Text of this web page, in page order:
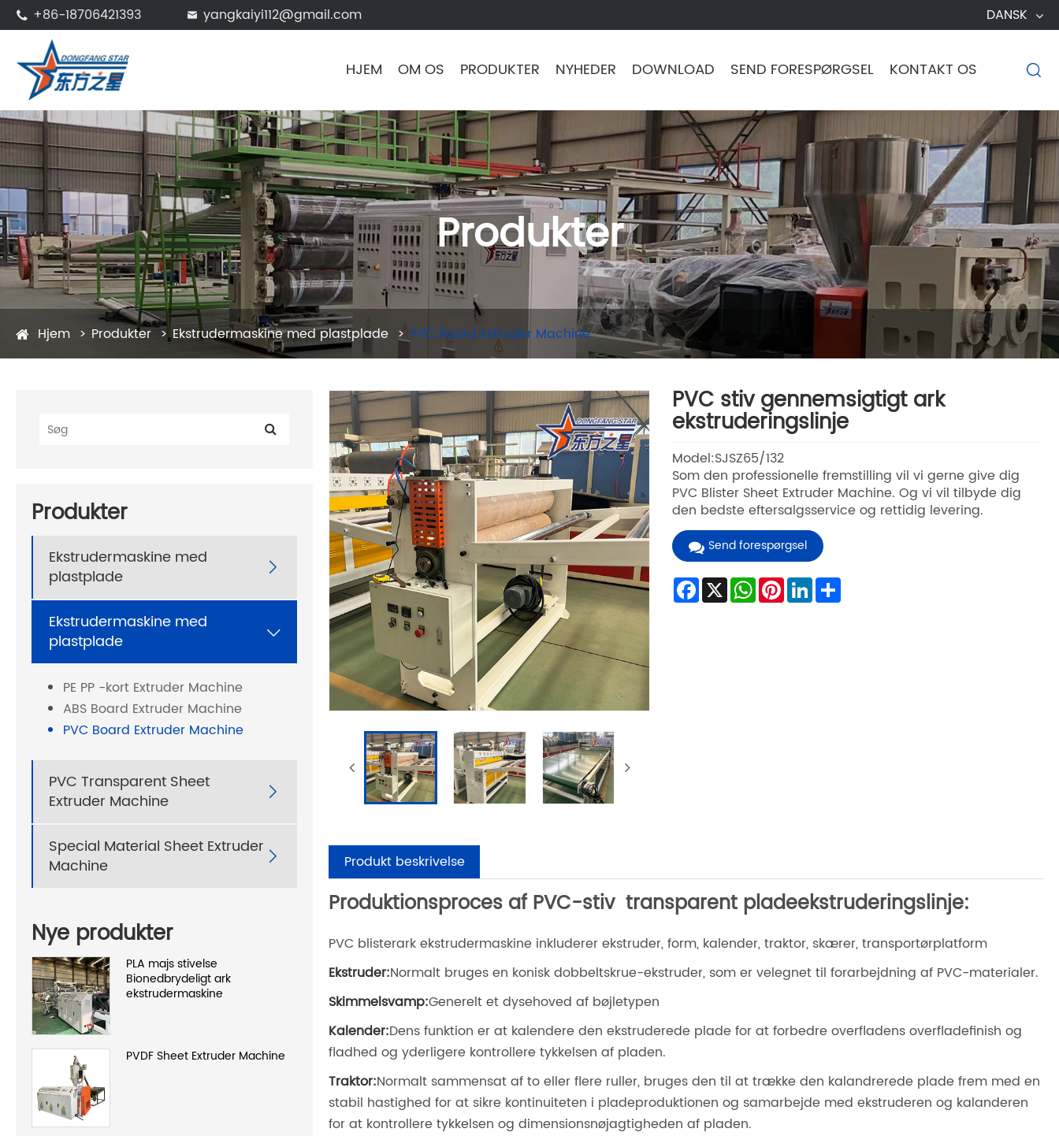
 +86-18706421393  yangkaiyi112@gmail.com DANSK
HJEM OM OS PRODUKTER NYHEDER DOWNLOAD SEND FORESPØRGSEL KONTAKT OS 
Produkter
Hjem Produkter Ekstrudermaskine med plastplade PVC Board Extruder Machine
Produkter
Ekstrudermaskine med
plastplade

Ekstrudermaskine med
plastplade

PE PP -kort Extruder Machine
ABS Board Extruder Machine
PVC Board Extruder Machine
PVC Transparent Sheet
Extruder Machine

Special Material Sheet Extruder
Machine

Nye produkter
PLA majs stivelse
Bionedbrydeligt ark
ekstrudermaskine
PVDF Sheet Extruder Machine
PVC stiv gennemsigtigt ark
ekstruderingslinje
Model:SJSZ65/132
Som den professionelle fremstilling vil vi gerne give dig
PVC Blister Sheet Extruder Machine. Og vi vil tilbyde dig
den bedste eftersalgsservice og rettidig levering.
Send forespørgsel
Facebook
X WhatsApp
Pinterest
LinkedInShare
Produkt beskrivelse
Produktionsproces af PVC-stiv transparent pladeekstruderingslinje:
PVC blisterark ekstrudermaskine inkluderer ekstruder, form, kalender, traktor, skærer, transportørplatform
Ekstruder:Normalt bruges en konisk dobbeltskrue-ekstruder, som er velegnet til forarbejdning af PVC-materialer.
Skimmelsvamp:Generelt et dysehoved af bøjletypen
Kalender:Dens funktion er at kalendere den ekstruderede plade for at forbedre overfladens overfladefinish og
fladhed og yderligere kontrollere tykkelsen af ​​pladen.
Traktor:Normalt sammensat af to eller flere ruller, bruges den til at trække den kalandrerede plade frem med en
stabil hastighed for at sikre kontinuiteten i pladeproduktionen og samarbejde med ekstruderen og kalanderen
for at kontrollere tykkelsen og dimensionsnøjagtigheden af ​​pladen.